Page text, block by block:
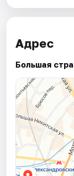
Адрес
Большая